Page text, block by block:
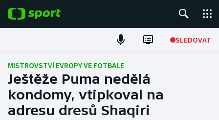
SLEDOVAT
ME v atletice
ME v plavání
Fotbal
MISTROVSTVÍ EVROPY VE FOTBALE
Ještěže Puma nedělá
kondomy, vtipkoval na
adresu dresů Shaqiri